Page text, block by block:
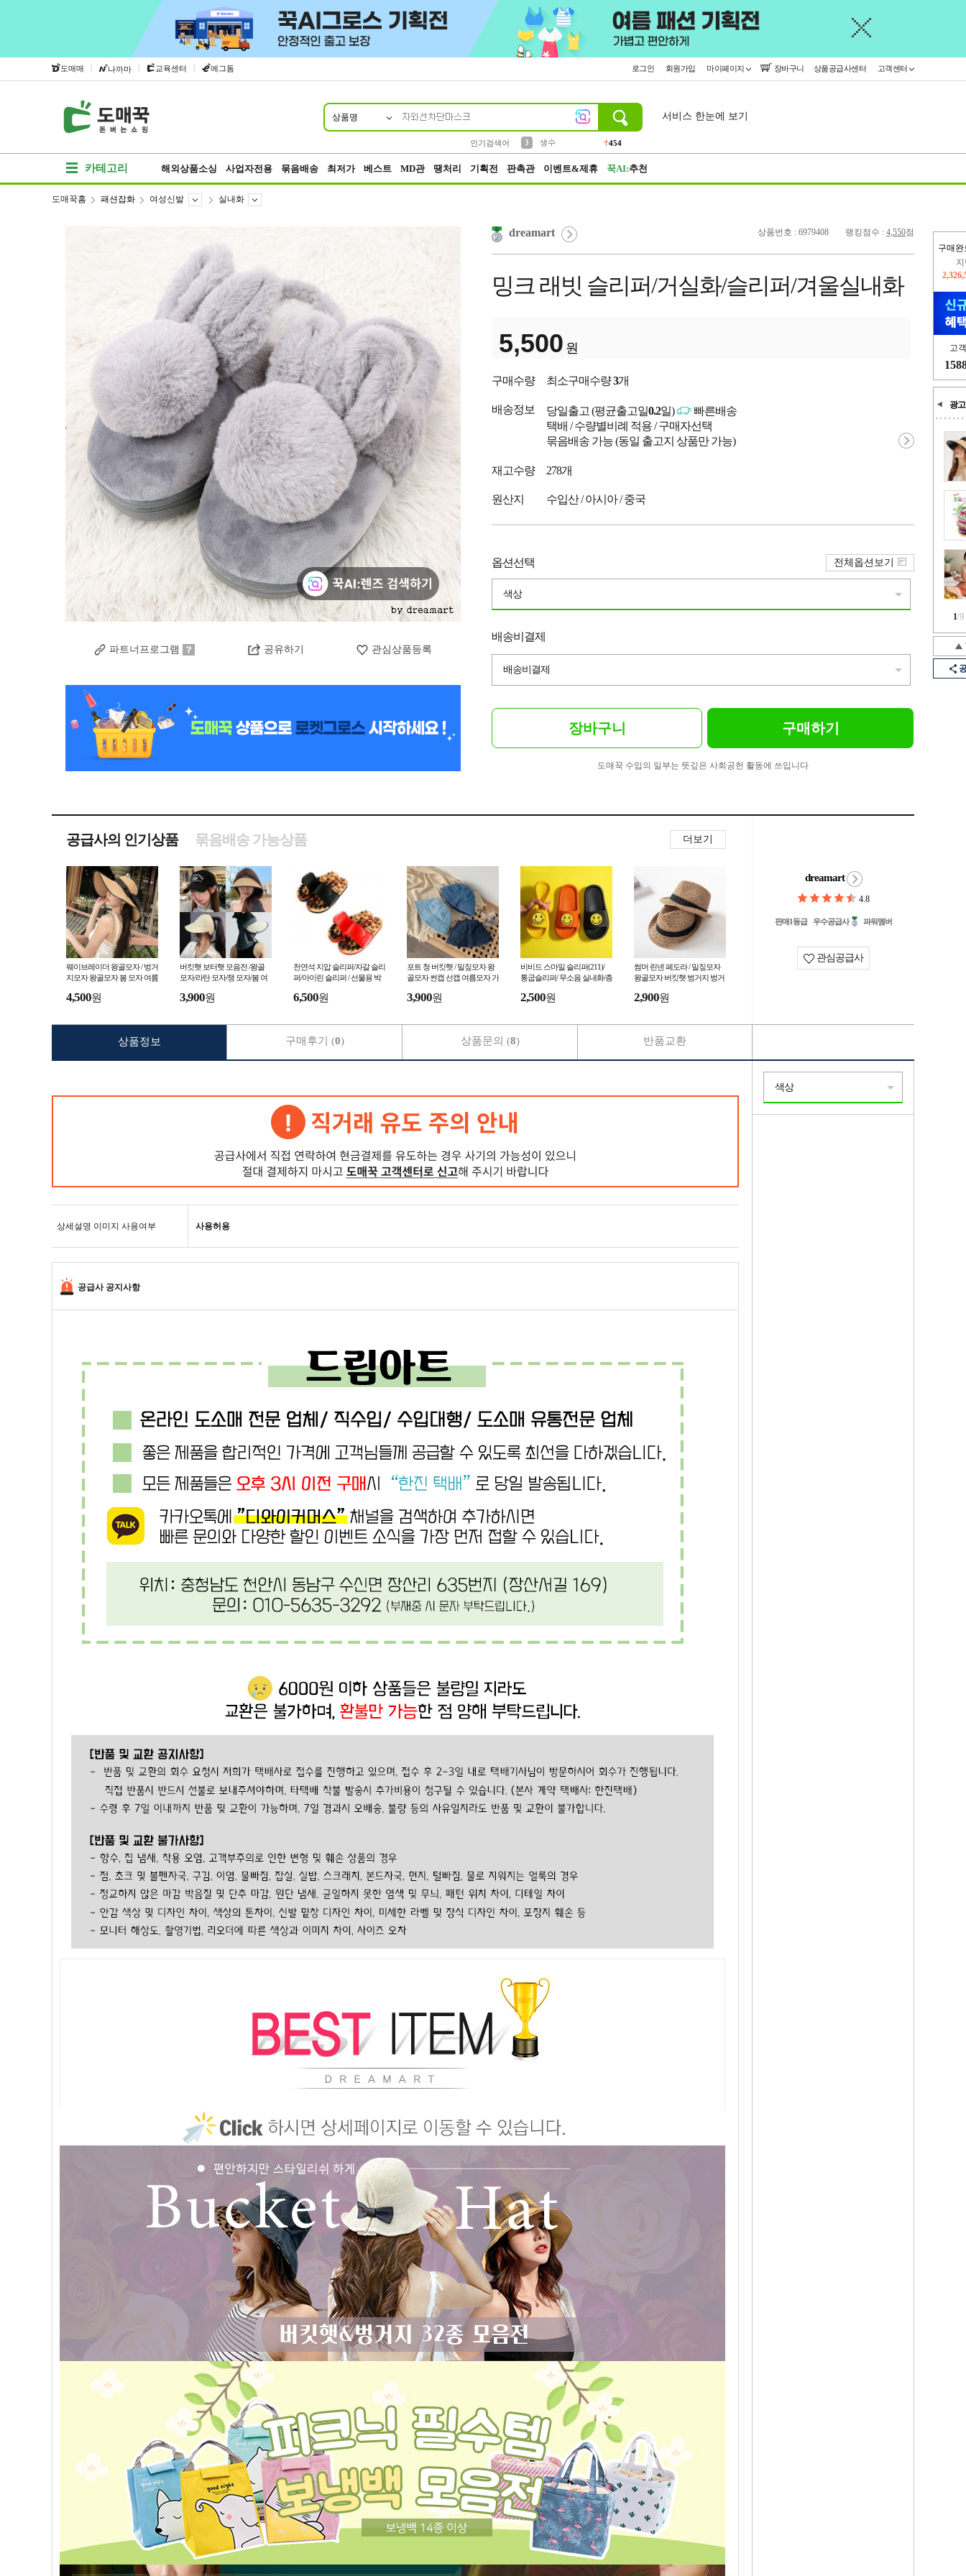
도매매 | 나까마 | 교육센터 | 에그돔 로그인 회원가입 마이페이지 장바구니 상품공급사센터 고객센터
상품명
인기검색어
3
생수
454
서비스 한눈에 보기
카테고리 해외상품소싱 사업자전용 묶음배송 최저가 베스트 MD관 땡처리 기획전 판촉관 이벤트&제휴 꾹AI:추천
구매완
고
광고
1/9
도매꾹홈 패션잡화 여성신발 실내화
파트너프로그램 공유하기 관심상품등록
상품번호 : 6979408 랭킹점수 : 4,550점
dreamart
밍크 래빗 슬리퍼/거실화/슬리퍼/겨울실내화
5,500 원
구매수량 최소구매수량3개
배송정보 당일출고 (평균출고일0.2일)
빠른배송
택배 / 수량별비례 적용 / 구매자선택
묶음배송 가능 (동일 출고지 상품만 가능)
재고수량 278개
원산지 수입산 / 아시아 / 중국
옵션선택
색상
전체옵션보기
배송비결제
배송비결제
장바구니 구매하기
도매꾹 수입의 일부는 뜻깊은 사회공헌 활동에 쓰입니다
공급사의 인기상품 더보기
묶음배송 가능상품
웨이브레이더 왕골모자 / 벙거
지모자 왕골모자 봄 모자 여름
4,500원
버킷햇 보터햇 모음전 /왕골
모자/라탄 모자/챙 모자/봄 여
자/버킷햇
3,900원
천연석 지압 슬리퍼/자갈 슬리
퍼/아이린 슬리퍼 / 선물용 박
6,500원
포트 청 버킷햇 / 밀짚모자 왕
골모자 썬캡 선캡 여름모자 가
3,900원
비비드 스마일 슬리퍼(211)/
통굽슬리퍼/ 무소음 실내화/층
지 욕실화
2,500원
썸머 린넨 페도라 / 밀짚모자
왕골모자 버킷햇 벙거지 벙거
바다 바캉스
2,900원
dreamart
4.8
판매1등급 우수공급사 파워멤버
관심공급사
상세설명 이미지 사용여부 사용허용
공급사 공지사항
상품정보 구매후기 (0) 상품문의 (8) 반품교환
색상